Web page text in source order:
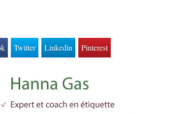
Twitter Linkedin Pinterest